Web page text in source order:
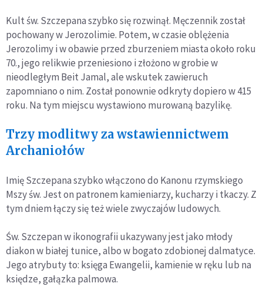
Kult św. Szczepana szybko się rozwinął. Męczennik został
pochowany w Jerozolimie. Potem, w czasie oblężenia
Jerozolimy i w obawie przed zburzeniem miasta około roku
70., jego relikwie przeniesiono i złożono w grobie w
nieodległym Beit Jamal, ale wskutek zawieruch
zapomniano o nim. Został ponownie odkryty dopiero w 415
roku. Na tym miejscu wystawiono murowaną bazylikę.
Trzy modlitwy za wstawiennictwem
Archaniołów
Imię Szczepana szybko włączono do Kanonu rzymskiego
Mszy św. Jest on patronem kamieniarzy, kucharzy i tkaczy. Z
tym dniem łączy się też wiele zwyczajów ludowych.
Św. Szczepan w ikonografii ukazywany jest jako młody
diakon w białej tunice, albo w bogato zdobionej dalmatyce.
Jego atrybuty to: księga Ewangelii, kamienie w ręku lub na
księdze, gałązka palmowa.